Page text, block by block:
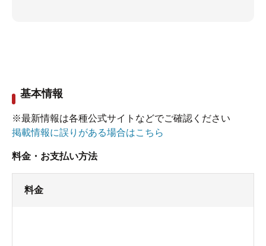
基本情報
※最新情報は各種公式サイトなどでご確認ください
掲載情報に誤りがある場合はこちら
料金・お支払い方法
料金